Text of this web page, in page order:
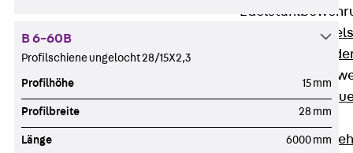
Zurück
GRIPRIP®
B 6-60B
Profilschiene ungelocht 28/15X2,3
Profilhöhe 15 mm
Profilbreite 28 mm
Länge 6000 mm